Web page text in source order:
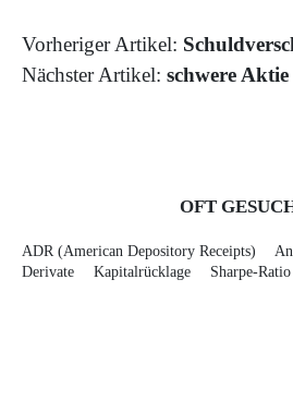
Vorheriger Artikel:
Nächster Artikel: schwere Aktie
OFT
ADR (American Depository Receipts)
Derivate
Kapitalrücklage Sharpe-Ratio